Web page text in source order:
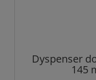
Dyspenser
145